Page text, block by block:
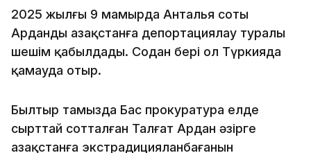
2025 жылғы 9 мамырда Анталья соты
Арданды Қазақстанға депортациялау туралы
шешім қабылдады. Содан бері ол Түркияда
қамауда отыр.
Былтыр тамызда Бас прокуратура елде
сырттай сотталған Талғат Ардан әзірге
Қазақстанға экстрадицияланбағанын